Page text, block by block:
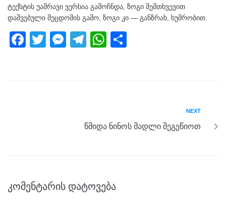
ტექსტის უამრავი ვერსია გამოჩნდა, ზოგი შემთხვევით
დაშვებული შეცდომის გამო, ზოგი კი — განზრახ, ხუმრობით.
F
T
M T
m
W
p
NEXT
წმიდა ნინოს მადლი შეგეწიოთ
კომენტარის დატოვება